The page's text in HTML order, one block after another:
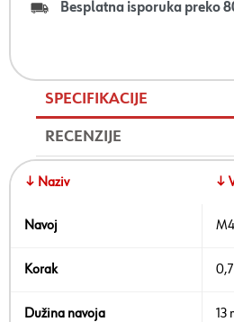
Besplatna isporuka preko
SPECIFIKACIJE
RECENZIJE
↓ Naziv ↓
Navoj M4
Korak
Dužina navoja 13